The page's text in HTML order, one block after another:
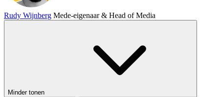
Rudy Wijnberg Mede-eigenaar & Head of Media
Minder tonen